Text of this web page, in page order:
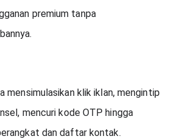
premium tanpa
mensimulasikan klik iklan, mengintip
mencuri kode OTP hingga
dan daftar kontak.